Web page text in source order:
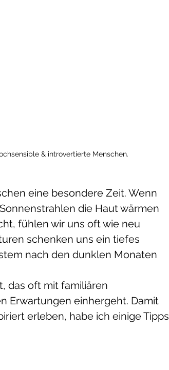
& introvertierte Menschen.
eine besondere Zeit. Wenn
die Haut wärmen
fühlen wir uns oft wie neu
schenken uns ein tiefes
nach den dunklen Monaten
das oft mit familiären
Erwartungen einhergeht. Damit
erleben, habe ich einige Tipps